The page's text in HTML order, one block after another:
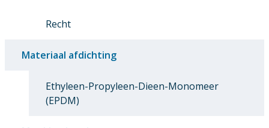
Recht
Materiaal afdichting
Ethyleen-Propyleen-Dieen-Monomeer
(EPDM)